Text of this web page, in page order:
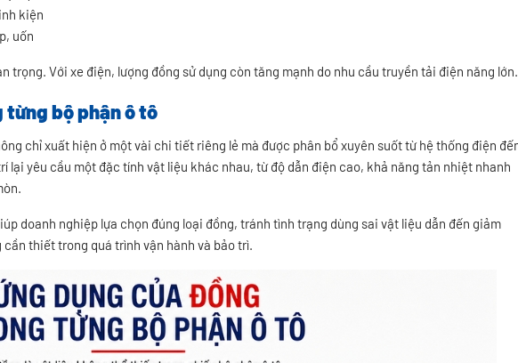
kiện
uốn
trọng. Với xe điện, lượng đồng sử dụng còn tăng mạnh do nhu cầu truyền tải điện năng lớn.
từng bộ phận ô tô
chỉ xuất hiện ở một vài chi tiết riêng lẻ mà được phân bổ xuyên suốt từ hệ thống điện
lại yêu cầu một đặc tính vật liệu khác nhau, từ độ dẫn điện cao, khả năng tản nhiệt nhanh
doanh nghiệp lựa chọn đúng loại đồng, tránh tình trạng dùng sai vật liệu dẫn đến giảm
thiết trong quá trình vận hành và bảo trì.